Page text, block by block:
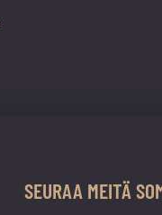
SEURAA MEITÄ